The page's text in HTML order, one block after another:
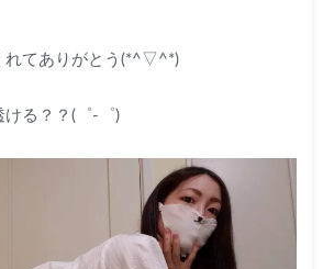
れてありがとう(*^▽^*)
ける？？(゜-゜)